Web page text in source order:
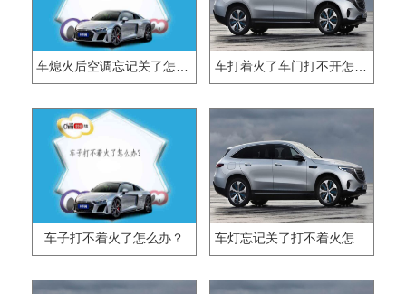
车子打不着火了怎么办？